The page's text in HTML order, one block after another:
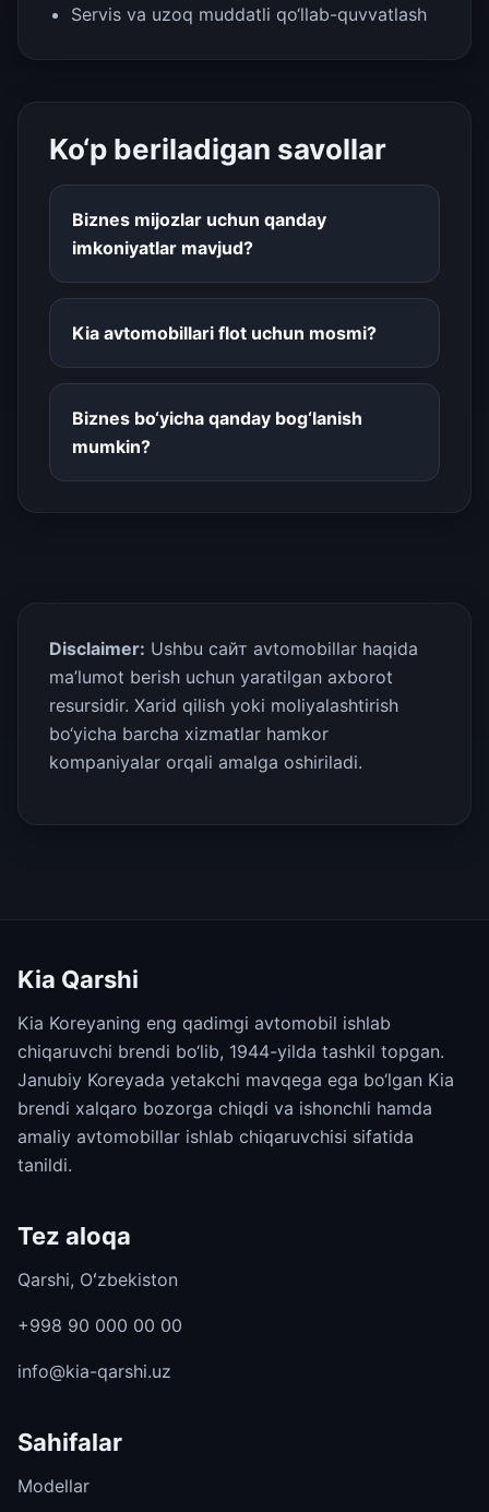
Servis va uzoq muddatli qo‘llab-quvvatlash
Ko‘p beriladigan savollar
Biznes mijozlar uchun qanday
imkoniyatlar mavjud?
Kia avtomobillari flot uchun mosmi?
Biznes bo‘yicha qanday bog‘lanish
mumkin?
Disclaimer: Ushbu сайт avtomobillar haqida
ma’lumot berish uchun yaratilgan axborot
resursidir. Xarid qilish yoki moliyalashtirish
bo‘yicha barcha xizmatlar hamkor
kompaniyalar orqali amalga oshiriladi.
Kia Qarshi
Kia Koreyaning eng qadimgi avtomobil ishlab
chiqaruvchi brendi bo‘lib, 1944-yilda tashkil topgan.
Janubiy Koreyada yetakchi mavqega ega bo‘lgan Kia
brendi xalqaro bozorga chiqdi va ishonchli hamda
amaliy avtomobillar ishlab chiqaruvchisi sifatida
tanildi.
Tez aloqa
Qarshi, Oʻzbekiston
+998 90 000 00 00
info@kia-qarshi.uz
Sahifalar
Modellar